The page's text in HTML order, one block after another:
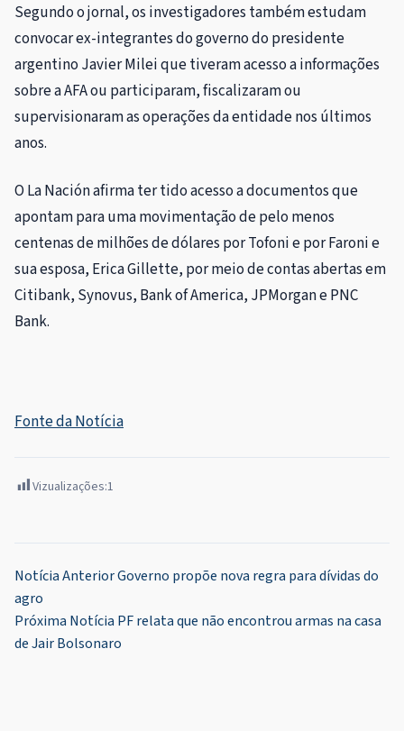
Segundo o jornal, os investigadores também estudam
convocar ex-integrantes do governo do presidente
argentino Javier Milei que tiveram acesso a informações
sobre a AFA ou participaram, fiscalizaram ou
supervisionaram as operações da entidade nos últimos
anos.
O La Nación afirma ter tido acesso a documentos que
apontam para uma movimentação de pelo menos
centenas de milhões de dólares por Tofoni e por Faroni e
sua esposa, Erica Gillette, por meio de contas abertas em
Citibank, Synovus, Bank of America, JPMorgan e PNC
Bank.
Fonte da Notícia
Vizualizações:1
Navegação
de
Post
Notícia AnteriorGoverno propõe nova regra para dívidas do
agro
Próxima Notícia PF relata que não encontrou armas na casa
de Jair Bolsonaro